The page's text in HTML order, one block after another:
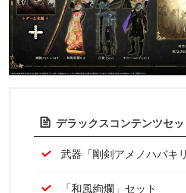
デラックスコンテンツセ
武器「剛剣アメノハバキリ
「和風絢爛」セット